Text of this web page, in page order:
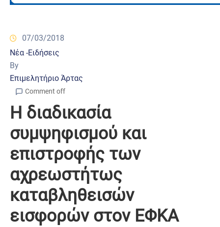
07/03/2018
Νέα -Ειδήσεις
By
Επιμελητήριο Άρτας
Comment off
Η διαδικασία
συμψηφισμού και
επιστροφής των
αχρεωστήτως
καταβληθεισών
εισφορών στον ΕΦΚΑ